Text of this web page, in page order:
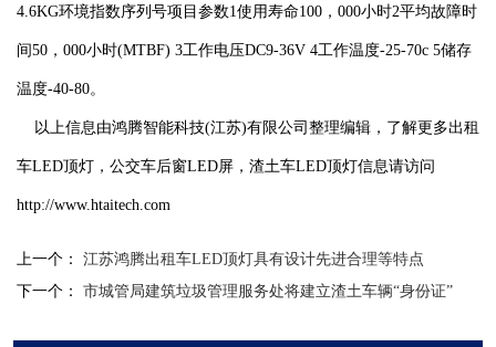
4.6KG环境指数序列号项目参数1使用寿命100，000小时2平均故障时
间50，000小时(MTBF) 3工作电压DC9-36V 4工作温度-25-70c 5储存
温度-40-80。
以上信息由鸿腾智能科技(江苏)有限公司整理编辑，了解更多出租
车LED顶灯，公交车后窗LED屏，渣土车LED顶灯信息请访问
http://www.htaitech.com
上一个： 江苏鸿腾出租车LED顶灯具有设计先进合理等特点
下一个： 市城管局建筑垃圾管理服务处将建立渣土车辆“身份证”